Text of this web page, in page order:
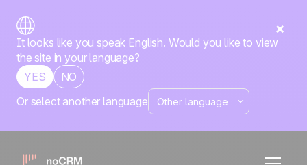
It looks like you speak English. Would you like to view
the site in your language?
YES
NO
Or select another language
No-code
JotFormxnoCRM
Stai cercando uno strumenti di gestione delle vendite che